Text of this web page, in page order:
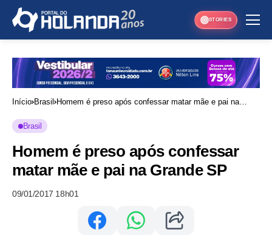
STORIES
Início Brasil
Homem é preso após confessar matar mãe e pai na
Brasil
Homem é preso após confessar
matar mãe e pai na Grande SP
09/01/2017 18h01